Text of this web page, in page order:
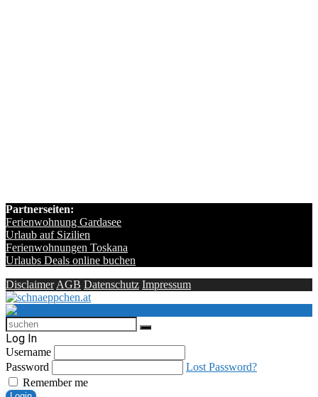
Partnerseiten:
Ferienwohnung Gardasee
Urlaub auf Sizilien
Ferienwohnungen Toskana
Urlaubs Deals online buchen
Disclaimer AGB Datenschutz Impressum
Log In
Username
Password
Lost Password?
Remember me